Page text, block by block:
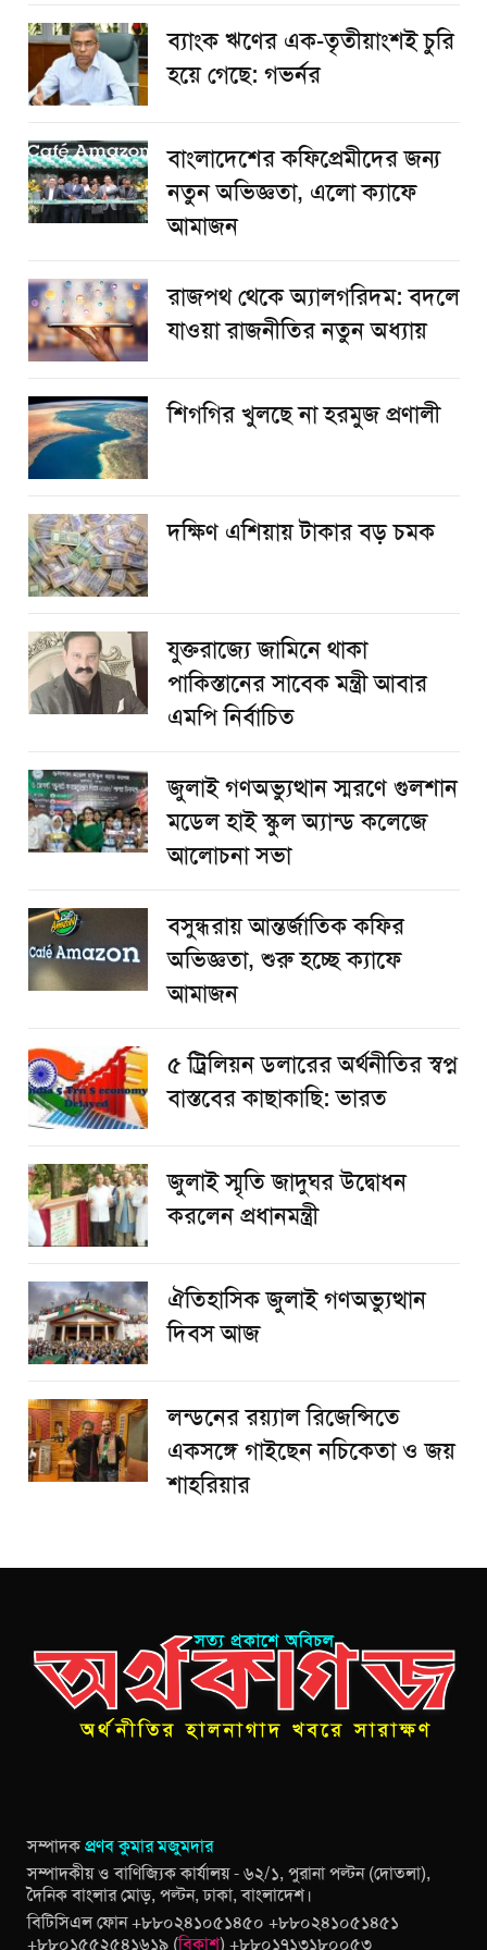
ব্যাংক ঋণের এক-তৃতীয়াংশই চুরি
হয়ে গেছে: গভর্নর
বাংলাদেশের কফিপ্রেমীদের জন্য
নতুন অভিজ্ঞতা, এলো ক্যাফে
আমাজন
রাজপথ থেকে অ্যালগরিদম: বদলে
যাওয়া রাজনীতির নতুন অধ্যায়
শিগগির খুলছে না হরমুজ প্রণালী
দক্ষিণ এশিয়ায় টাকার বড় চমক
যুক্তরাজ্যে জামিনে থাকা
পাকিস্তানের সাবেক মন্ত্রী আবার
এমপি নির্বাচিত
জুলাই গণঅভ্যুত্থান স্মরণে গুলশান
মডেল হাই স্কুল অ্যান্ড কলেজে
আলোচনা সভা
বসুন্ধরায় আন্তর্জাতিক কফির
অভিজ্ঞতা, শুরু হচ্ছে ক্যাফে
আমাজন
৫ ট্রিলিয়ন ডলারের অর্থনীতির স্বপ্ন
বাস্তবের কাছাকাছি: ভারত
জুলাই স্মৃতি জাদুঘর উদ্বোধন
করলেন প্রধানমন্ত্রী
ঐতিহাসিক জুলাই গণঅভ্যুত্থান
দিবস আজ
লন্ডনের রয়্যাল রিজেন্সিতে
একসঙ্গে গাইছেন নচিকেতা ও জয়
শাহরিয়ার
সম্পাদকপ্রণব কুমার মজুমদার
সম্পাদকীয় ও বাণিজ্যিক কার্যালয় - ৬২/১, পুরানা পল্টন (দোতলা),
দৈনিক বাংলার মোড়, পল্টন, ঢাকা, বাংলাদেশ।
বিটিসিএল ফোন +৮৮০২৪১০৫১৪৫০ +৮৮০২৪১০৫১৪৫১
+৮৮০১৫৫২৫৪১৬১৯ (বিকাশ) +৮৮০১৭১৩১৮০০৫৩